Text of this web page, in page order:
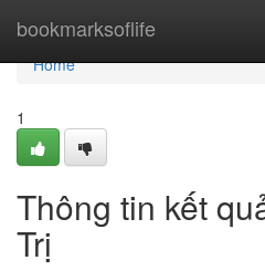
bookmarksoflife
Home
Home
1
Thông tin kết
Trị